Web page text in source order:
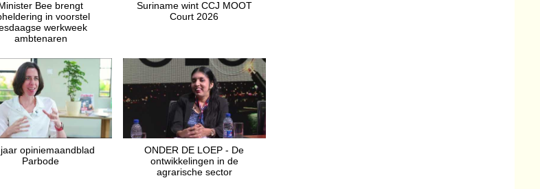
Minister Bee brengt
in voorstel
werkweek
ambtenaren
Suriname wint CCJ MOOT
Court 2026
opiniemaandblad
Parbode
ONDER DE LOEP - De
ontwikkelingen in de
agrarische sector